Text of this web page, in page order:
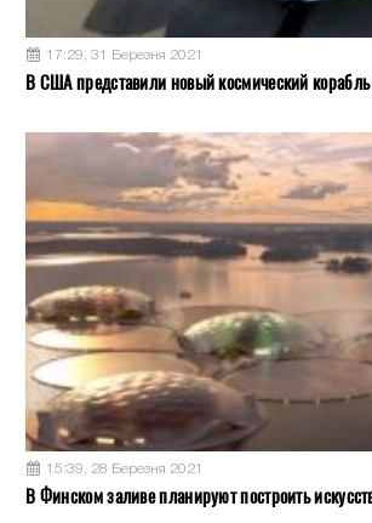
17:29, 31 Березня 2021
В США представили новый космический корабль
15:39, 28 Березня 2021
В Финском заливе планируют построить